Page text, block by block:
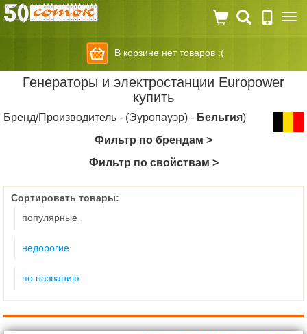
В корзине нет товаров :(
Генераторы и электростанции Europower
купить
Бренд/Производитель - (Эуропауэр) - Бельгия)
Фильтр по брендам >
Фильтр по свойствам >
Сортировать товары:
популярные
недорогие
по названию